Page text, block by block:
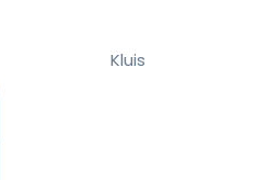
Kluis